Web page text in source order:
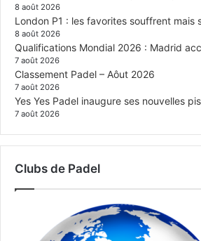
8 août 2026
London P1 : les favorites souffrent
8 août 2026
Qualifications Mondial 2026 : Madrid
7 août 2026
Classement Padel – Aôut 2026
7 août 2026
Yes Yes Padel inaugure ses nouvelles
7 août 2026
Clubs de Padel